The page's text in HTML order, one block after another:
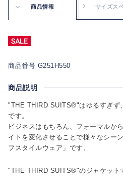
商品情報 サイズス
商品番号 G251H550
商品説明
"THE THIRD SUITS®"はゆるすぎず
です。
ビジネスはもちろん、フォーマルか
イトを変化させることで様々なシー
フスタイルウェア」です。
"THE THIRD SUITS®"のジャケット